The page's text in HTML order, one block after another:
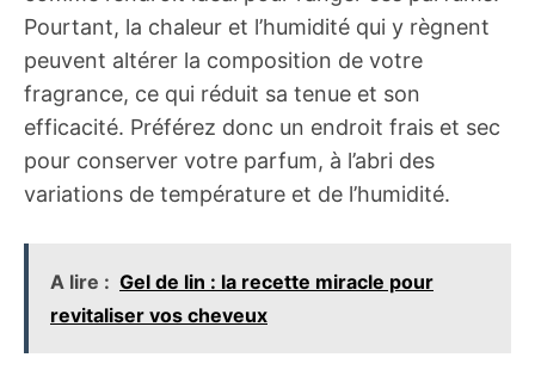
Pourtant, la chaleur et l’humidité qui y règnent
peuvent altérer la composition de votre
fragrance, ce qui réduit sa tenue et son
efficacité. Préférez donc un endroit frais et sec
pour conserver votre parfum, à l’abri des
variations de température et de l’humidité.
A lire : Gel de lin : la recette miracle pour
revitaliser vos cheveux